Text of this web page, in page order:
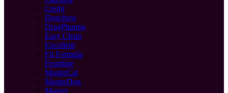
Cremi
Dogchow
DragPharma
Easy Clean
Excellent
Fit Formula
Frontline
MasterCat
MasterDog
Mazuri